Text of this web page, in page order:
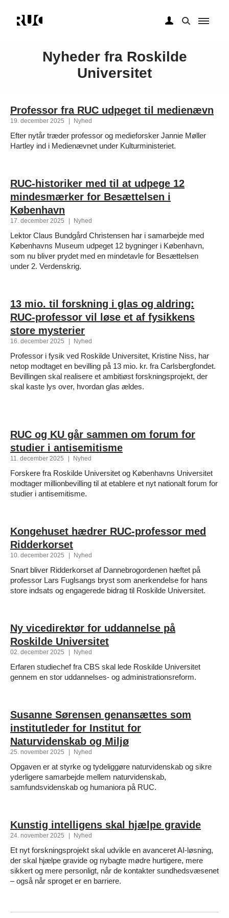
Nyheder fra Roskilde
Universitet
Professor fra RUC udpeget til medienævn
19. december 2025 Nyhed
Efter nytår træder professor og medieforsker Jannie Møller
Hartley ind i Medienævnet under Kulturministeriet.
RUC-historiker med til at udpege 12
mindesmærker for Besættelsen i
København
17. december 2025 Nyhed
Lektor Claus Bundgård Christensen har i samarbejde med
Københavns Museum udpeget 12 bygninger i København,
som nu bliver prydet med en mindetavle for Besættelsen
under 2. Verdenskrig.
13 mio. til forskning i glas og aldring:
RUC-professor vil løse et af fysikkens
store mysterier
16. december 2025 Nyhed
Professor i fysik ved Roskilde Universitet, Kristine Niss, har
netop modtaget en bevilling på 13 mio. kr. fra Carlsbergfondet.
Bevillingen skal realisere et ambitiøst forskningsprojekt, der
skal kaste lys over, hvordan glas ældes.
RUC og KU går sammen om forum for
studier i antisemitisme
11. december 2025 Nyhed
Forskere fra Roskilde Universitet og Københavns Universitet
modtager millionbevilling til at etablere et nyt nationalt forum for
studier i antisemitisme.
Kongehuset hædrer RUC-professor med
Ridderkorset
10. december 2025 Nyhed
Snart bliver Ridderkorset af Dannebrogordenen hæftet på
professor Lars Fuglsangs bryst som anerkendelse for hans
store indsats og engagerede bidrag til Roskilde Universitet.
Ny vicedirektør for uddannelse på
Roskilde Universitet
02. december 2025 Nyhed
Erfaren studiechef fra CBS skal lede Roskilde Universitet
gennem en stor uddannelses- og administrationsreform.
Susanne Sørensen genansættes som
institutleder for Institut for
Naturvidenskab og Miljø
25. november 2025 Nyhed
Opgaven er at styrke og tydeliggøre naturvidenskab og sikre
yderligere samarbejde mellem naturvidenskab,
samfundsvidenskab og humaniora på RUC.
Kunstig intelligens skal hjælpe gravide
24. november 2025 Nyhed
Et nyt forskningsprojekt skal udvikle en avanceret AI-løsning,
der skal hjælpe gravide og nybagte mødre hurtigere, mere
sikkert og mere personligt, når de kontakter sundhedsvæsenet
– også når sproget er en barriere.